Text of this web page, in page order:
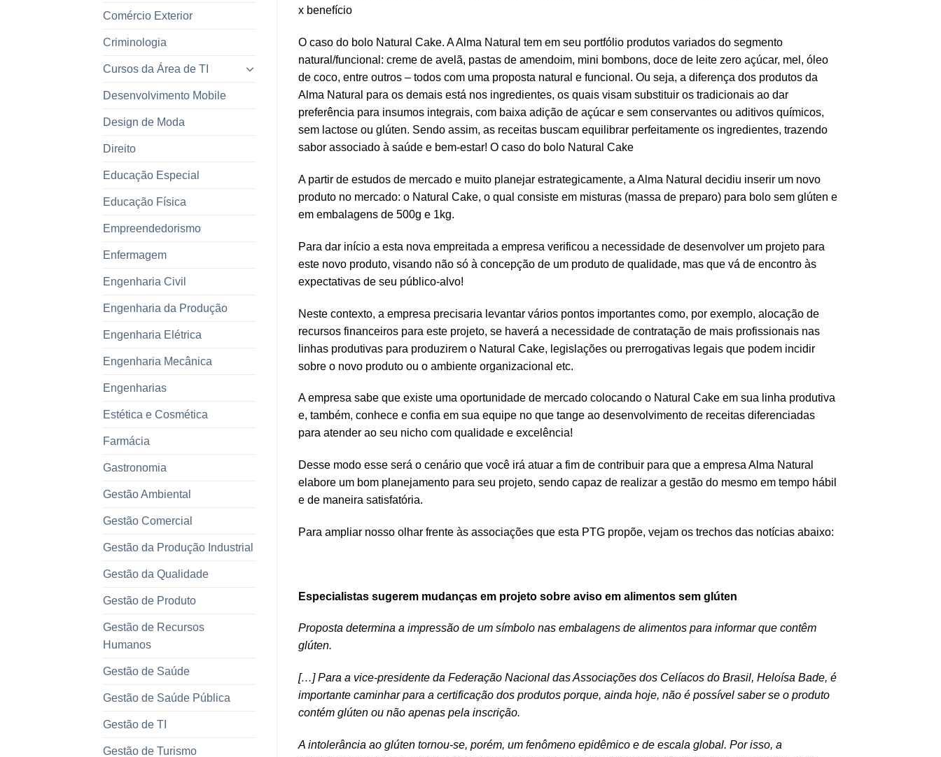
Comércio Exterior
Criminologia
Cursos da Área de TI
Desenvolvimento Mobile
Design de Moda
Direito
Educação Especial
Educação Física
Empreendedorismo
Enfermagem
Engenharia Civil
Engenharia da Produção
Engenharia Elétrica
Engenharia Mecânica
Engenharias
Estética e Cosmética
Farmácia
Gastronomia
Gestão Ambiental
Gestão Comercial
Gestão da Produção Industrial
Gestão da Qualidade
Gestão de Produto
Gestão de Recursos
Humanos
Gestão de Saúde
Gestão de Saúde Pública
Gestão de TI
Gestão de Turismo
x benefício
O caso do bolo Natural Cake. A Alma Natural tem em seu portfólio produtos variados do segmento
natural/funcional: creme de avelã, pastas de amendoim, mini bombons, doce de leite zero açúcar, mel, óleo
de coco, entre outros – todos com uma proposta natural e funcional. Ou seja, a diferença dos produtos da
Alma Natural para os demais está nos ingredientes, os quais visam substituir os tradicionais ao dar
preferência para insumos integrais, com baixa adição de açúcar e sem conservantes ou aditivos químicos,
sem lactose ou glúten. Sendo assim, as receitas buscam equilibrar perfeitamente os ingredientes, trazendo
sabor associado à saúde e bem-estar! O caso do bolo Natural Cake
A partir de estudos de mercado e muito planejar estrategicamente, a Alma Natural decidiu inserir um novo
produto no mercado: o Natural Cake, o qual consiste em misturas (massa de preparo) para bolo sem glúten e
em embalagens de 500g e 1kg.
Para dar início a esta nova empreitada a empresa verificou a necessidade de desenvolver um projeto para
este novo produto, visando não só à concepção de um produto de qualidade, mas que vá de encontro às
expectativas de seu público-alvo!
Neste contexto, a empresa precisaria levantar vários pontos importantes como, por exemplo, alocação de
recursos financeiros para este projeto, se haverá a necessidade de contratação de mais profissionais nas
linhas produtivas para produzirem o Natural Cake, legislações ou prerrogativas legais que podem incidir
sobre o novo produto ou o ambiente organizacional etc.
A empresa sabe que existe uma oportunidade de mercado colocando o Natural Cake em sua linha produtiva
e, também, conhece e confia em sua equipe no que tange ao desenvolvimento de receitas diferenciadas
para atender ao seu nicho com qualidade e excelência!
Desse modo esse será o cenário que você irá atuar a fim de contribuir para que a empresa Alma Natural
elabore um bom planejamento para seu projeto, sendo capaz de realizar a gestão do mesmo em tempo hábil
e de maneira satisfatória.
Para ampliar nosso olhar frente às associações que esta PTG propõe, vejam os trechos das notícias abaixo:
Especialistas sugerem mudanças em projeto sobre aviso em alimentos sem glúten
Proposta determina a impressão de um símbolo nas embalagens de alimentos para informar que contêm
glúten.
[…] Para a vice-presidente da Federação Nacional das Associações dos Celíacos do Brasil, Heloísa Bade, é
importante caminhar para a certificação dos produtos porque, ainda hoje, não é possível saber se o produto
contém glúten ou não apenas pela inscrição.
A intolerância ao glúten tornou-se, porém, um fenômeno epidêmico e de escala global. Por isso, a